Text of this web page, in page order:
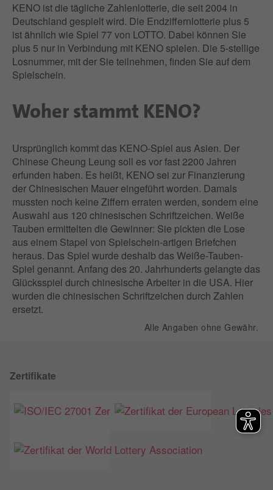
KENO ist die tägliche Zahlenlotterie, die seit 2004 in
Deutschland gespielt wird. Die Endziffernlotterie plus 5
ist ähnlich wie Spiel 77 von LOTTO. Dabei können Sie
plus 5 nur in Verbindung mit KENO spielen. Die 5-stellige
Losnummer, mit der Sie teilnehmen, finden Sie auf dem
Spielschein.
Woher stammt KENO?
Ursprünglich kommt das KENO-Spiel aus Asien. Der
Chinese Cheung Leung soll es vor fast 2200 Jahren
erfunden haben. Es heißt, KENO sei zur Finanzierung
der Chinesischen Mauer eingeführt worden. Damals
mussten noch keine Ziffern erraten werden, sondern eine
Auswahl aus 120 chinesischen Schriftzeichen. Weiße
Tauben ermittelten die Gewinner: Sie pickten die Lose
aus einem Stapel von Spielschein-artigen Briefchen
heraus. Das Spiel wurde deshalb das Weiße-Tauben-
Spiel genannt. Anfang des 20. Jahrhunderts gelangte das
Glücksspiel durch chinesische Arbeiter in die USA. Hier
wurden die chinesischen Schriftzeichen durch Zahlen
ersetzt.
Alle Angaben ohne Gewähr.
Zertifikate